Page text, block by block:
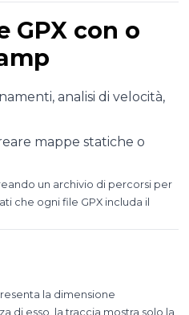
GPX con o
analisi di velocità,
mappe statiche o
un archivio di percorsi per
che ogni file GPX includa il
la dimensione
di esso, la traccia mostra solo la